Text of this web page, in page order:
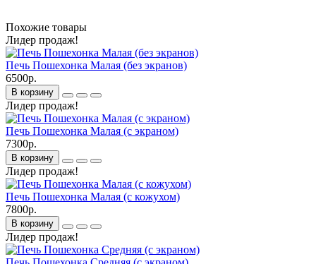
Похожие товары
Лидер продаж!
Печь Пошехонка Малая (без экранов)
6500р.
В корзину
Лидер продаж!
Печь Пошехонка Малая (с экраном)
7300р.
В корзину
Лидер продаж!
Печь Пошехонка Малая (с кожухом)
7800р.
В корзину
Лидер продаж!